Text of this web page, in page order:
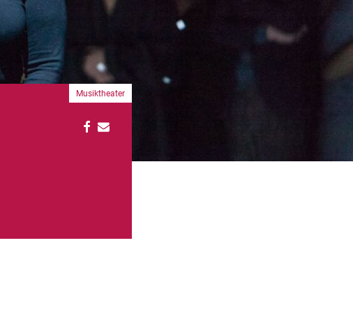
Musiktheater